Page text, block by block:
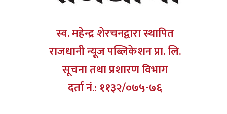
स्व. महेन्द्र शेरचनद्वारा स्थापित
राजधानी न्यूज पब्लिकेशन प्रा. लि.
सूचना तथा प्रशारण विभाग
दर्ता नं.: ११३२/०७५-७६